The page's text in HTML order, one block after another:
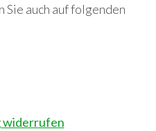
auch auf folgenden
widerrufen